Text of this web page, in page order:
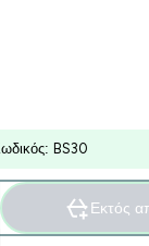
BS30
price
Εκτός